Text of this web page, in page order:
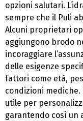
opzioni salutari.
sempre che il Puli
Alcuni proprietari
aggiungono brodo
incoraggiare
delle esigenze
fattori come età,
condizioni
utile per
garantendo così un